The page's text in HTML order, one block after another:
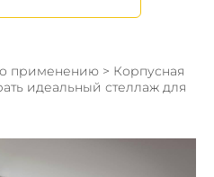
применению > Корпусная
идеальный стеллаж для